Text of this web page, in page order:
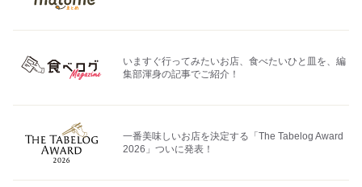
いますぐ行ってみたいお店、食べたいひと皿を、編
集部渾身の記事でご紹介！
一番美味しいお店を決定する「The Tabelog Award
2026」ついに発表！